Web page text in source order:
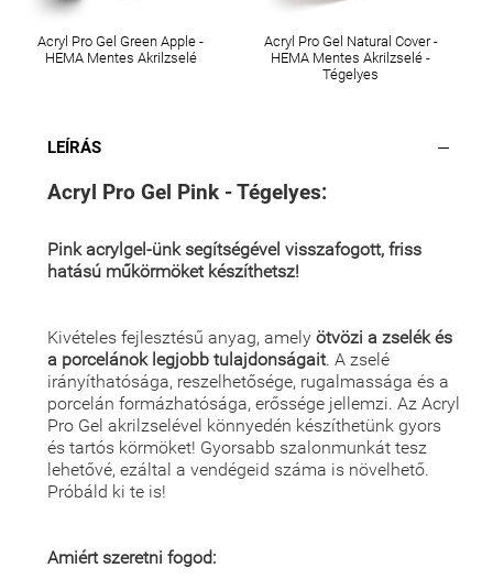
Acryl Pro Gel Green Apple -
HEMA Mentes Akrilzselé
Acryl Pro Gel Natural Cover -
HEMA Mentes Akrilzselé -
Tégelyes
LEÍRÁS
Acryl Pro Gel Pink - Tégelyes:
Pink acrylgel-ünksegítségével visszafogott, friss
hatású műkörmöket készíthetsz!
Kivételes fejlesztésű anyag, amely ötvözi a zselék és
a porcelánok legjobb tulajdonságait. A zselé
irányíthatósága, reszelhetősége, rugalmassága és a
porcelán formázhatósága, erőssége jellemzi. Az Acryl
Pro Gel akrilzselével könnyedén készíthetünk gyors
és tartós körmöket! Gyorsabb szalonmunkát tesz
lehetővé, ezáltal a vendégeid száma is növelhető.
Próbáld ki te is!
Amiért szeretni fogod: